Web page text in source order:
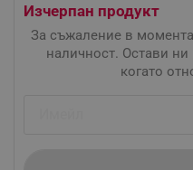
Изчерпан продукт
За съжаление в
наличност. Остави
когато